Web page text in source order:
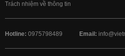
Trách nhiệm về thông tin
Hotline: 0975798489 Email: